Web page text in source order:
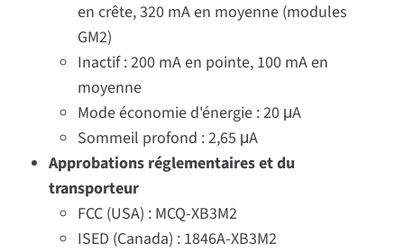
en crête, 320 mA en moyenne (modules
GM2)
Inactif : 200 mA en pointe, 100 mA en
moyenne
Mode économie d'énergie : 20 μA
Sommeil profond : 2,65 μA
Approbations réglementaires et du
transporteur
FCC (USA) : MCQ-XB3M2
ISED (Canada) : 1846A-XB3M2